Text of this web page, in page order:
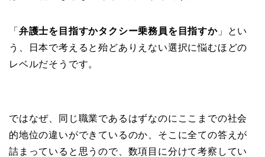
「 弁護士を目指すかタクシー乗務員を目指すか」とい
う、日本で考えると殆どありえない選択に悩むほどの
レベルだそうです。
ではなぜ、同じ職業であるはずなのにここまでの社会
的地位の違いができているのか、そこに全ての答えが
詰まっていると思うので、数項目に分けて考察してい